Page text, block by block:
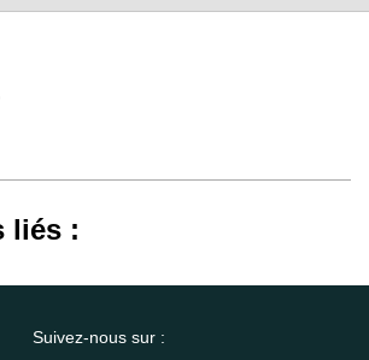
liés :
Suivez-nous sur :